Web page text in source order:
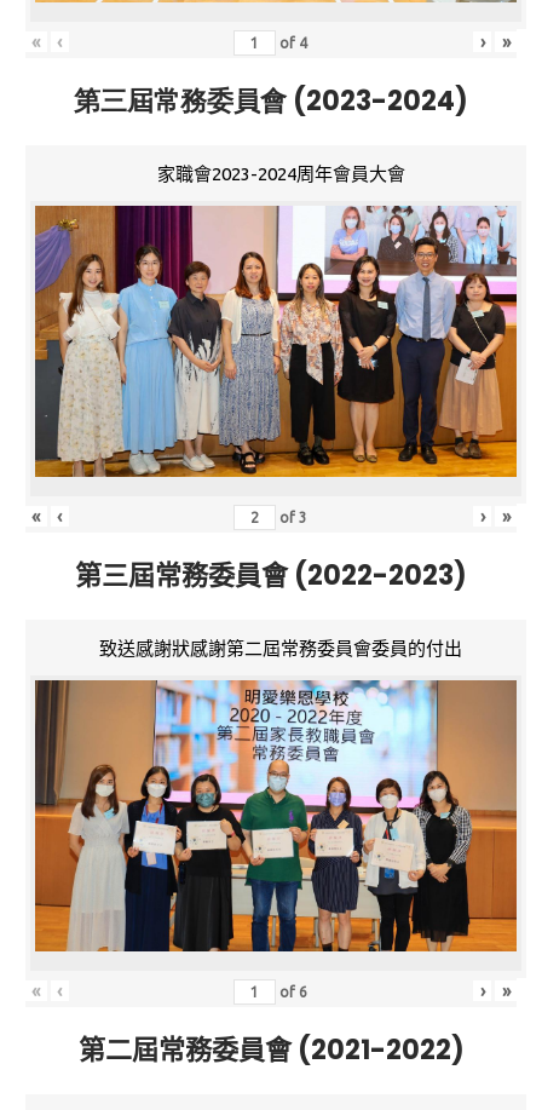
« ‹ of 4 › »
第三屆常務委員會 (2023-2024)
家職會2023-2024周年會員大會
« ‹ of3 › »
第三屆常務委員會 (2022-2023)
致送感謝狀感謝第二屆常務委員會委員的付出
« ‹ of 6 › »
第二屆常務委員會 (2021-2022)